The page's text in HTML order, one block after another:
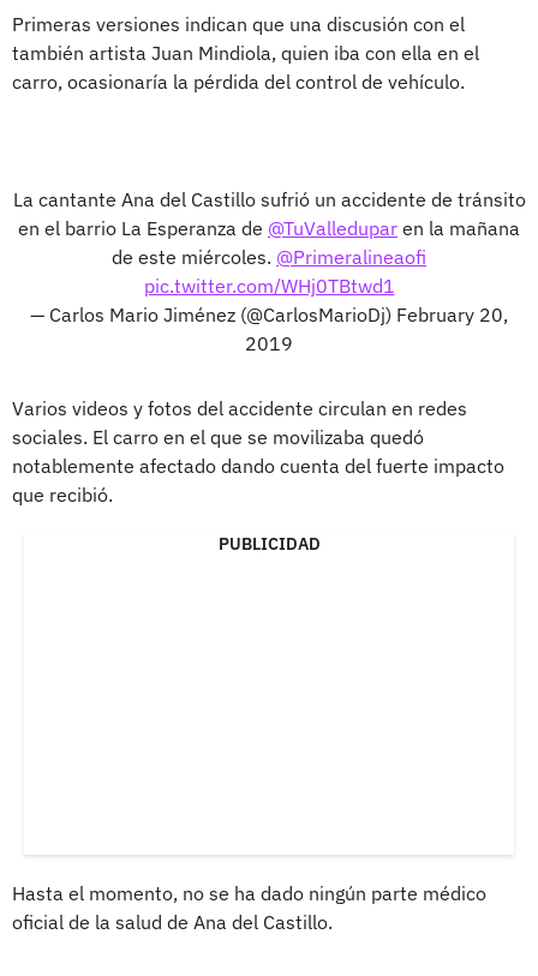
Primeras versiones indican que una discusión con el
también artista Juan Mindiola, quien iba con ella en el
carro, ocasionaría la pérdida del control de vehículo.
La cantante Ana del Castillo sufrió un accidente de tránsito
en el barrio La Esperanza de @TuValledupar en la mañana
de este miércoles. @Primeralineaofi
pic.twitter.com/WHj0TBtwd1
— Carlos Mario Jiménez (@CarlosMarioDj) February 20,
2019
Varios videos y fotos del accidente circulan en redes
sociales. El carro en el que se movilizaba quedó
notablemente afectado dando cuenta del fuerte impacto
que recibió.
PUBLICIDAD
Hasta el momento, no se ha dado ningún parte médico
oficial de la salud de Ana del Castillo.